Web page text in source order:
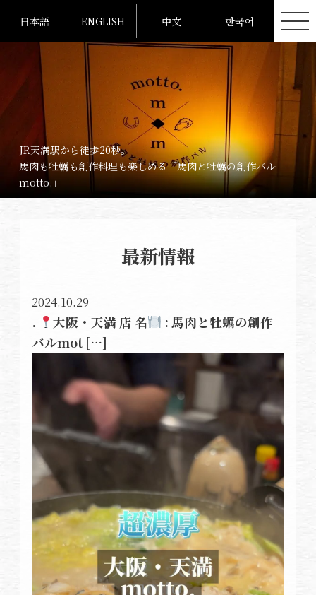
日本語 ENGLISH 中文 한국어
JR天満駅から徒歩20秒。
馬肉も牡蠣も創作料理も楽しめる「馬肉と牡蠣の創作バル
motto.」
最新情報
2024.10.29
. 大阪・天満 店 名
: 馬肉と牡蠣の創作
バルmot […]